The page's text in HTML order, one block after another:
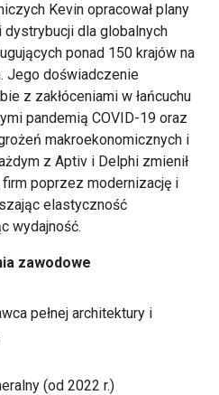
Kevin opracował plany
dla globalnych
ponad 150 krajów na
Jego doświadczenie
z zakłóceniami w łańcuchu
pandemią COVID-19 oraz
makroekonomicznych i
z Aptiv i Delphi zmienił
poprzez modernizację i
elastyczność
wydajność.
zawodowe
pełnej architektury i
(od 2022 r.)